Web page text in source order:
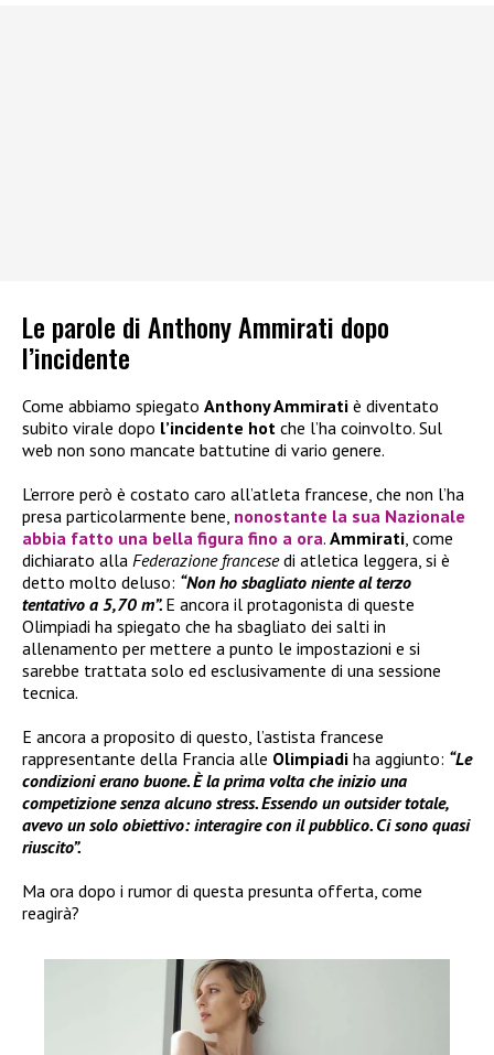
Le parole di Anthony Ammirati dopo
l’incidente
Come abbiamo spiegato Anthony Ammirati è diventato
subito virale dopo l’incidente hot che l’ha coinvolto. Sul
web non sono mancate battutine di vario genere.
L’errore però è costato caro all’atleta francese, che non l’ha
presa particolarmente bene, nonostante la sua Nazionale
abbia fatto una bella figura fino a ora. Ammirati , come
dichiarato alla Federazione francesedi atletica leggera, si è
detto molto deluso: “Non ho sbagliato niente al terzo
tentativo a 5,70 m”. E ancora il protagonista di queste
Olimpiadi ha spiegato che ha sbagliato dei salti in
allenamento per mettere a punto le impostazioni e si
sarebbe trattata solo ed esclusivamente di una sessione
tecnica.
E ancora a proposito di questo, l’astista francese
rappresentante della Francia alle Olimpiadi ha aggiunto: “Le
condizioni erano buone. È la prima volta che inizio una
competizione senza alcuno stress. Essendo un outsider totale,
avevo un solo obiettivo: interagire con il pubblico. Ci sono quasi
riuscito”.
Ma ora dopo i rumor di questa presunta offerta, come
reagirà?